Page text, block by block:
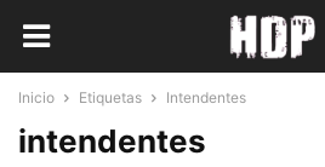
Inicio Etiquetas Intendentes
intendentes